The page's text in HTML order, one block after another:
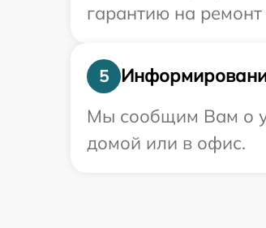
гарантию на
5
Мы сообщим Вам о
домой или в офис.